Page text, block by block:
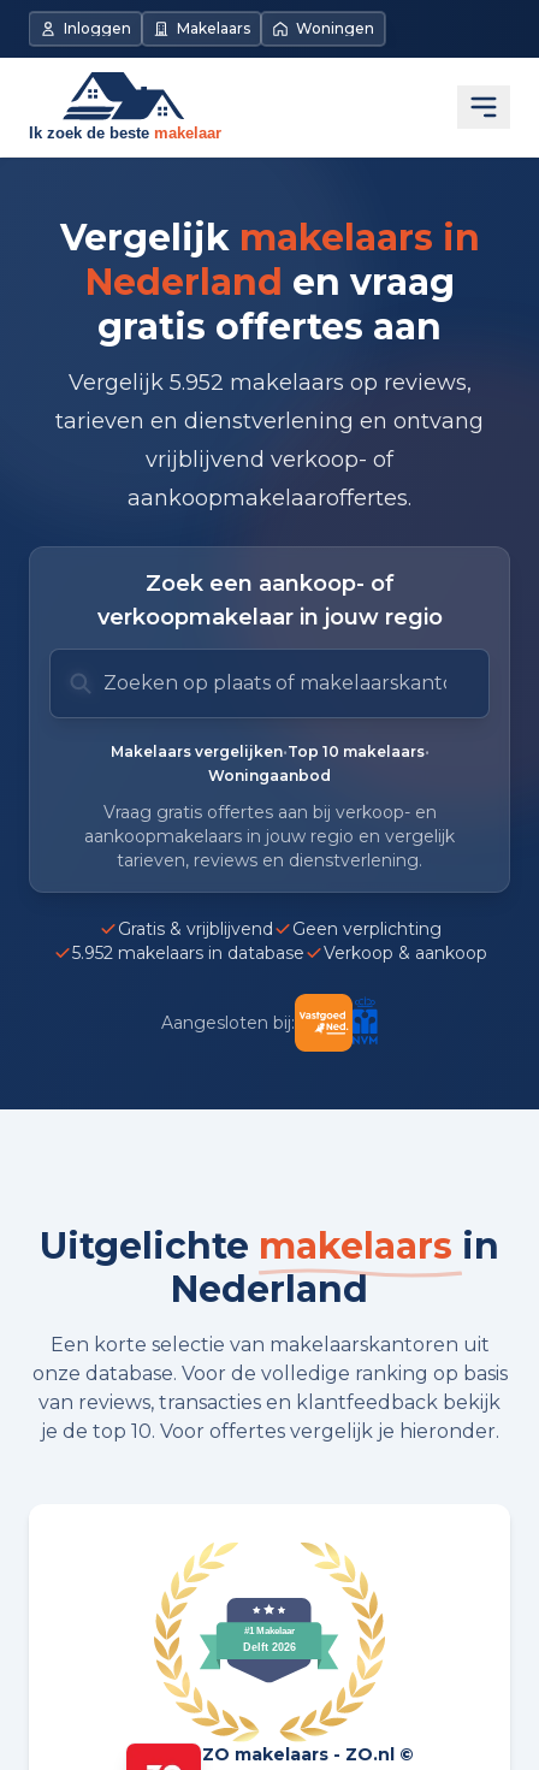
Inloggen Makelaars Woningen
Vergelijk makelaars in
Nederland en vraag
gratis offertes aan
Vergelijk 5.952 makelaars op reviews,
tarieven en dienstverlening en ontvang
vrijblijvend verkoop- of
aankoopmakelaaroffertes.
Zoek een aankoop- of
verkoopmakelaar in jouw regio
Zoek op plaats of makelaarskantoor
Typ om te zoeken. Gebruik pijl omlaag en pijl
Makelaars vergelijken•Top 10 makelaars•
Woningaanbod
Vraag gratis offertes aan bij verkoop- en
aankoopmakelaars in jouw regio en vergelijk
tarieven, reviews en dienstverlening.
Gratis & vrijblijvend
Geen verplichting
5.952 makelaars in database
Verkoop & aankoop
Aangesloten bij:
Uitgelichte makelaars in
Nederland
Een korte selectie van makelaarskantoren uit
onze database. Voor de volledige ranking op basis
van reviews, transacties en klantfeedback bekijk
je de top 10. Voor offertes vergelijk je hieronder.
ZO makelaars - ZO.nl ©